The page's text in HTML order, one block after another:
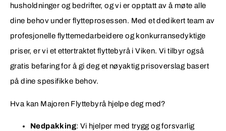
husholdninger og bedrifter, og vi er opptatt av å møte alle
dine behov under flytteprosessen. Med et dedikert team av
profesjonelle flyttemedarbeidere og konkurransedyktige
priser, er vi et ettertraktet flyttebyrå i Viken. Vi tilbyr også
gratis befaring for å gi deg et nøyaktig prisoverslag basert
på dine spesifikke behov.
Hva kan Majoren Flyttebyrå hjelpe deg med?
Nedpakking: Vi hjelper med trygg og forsvarlig